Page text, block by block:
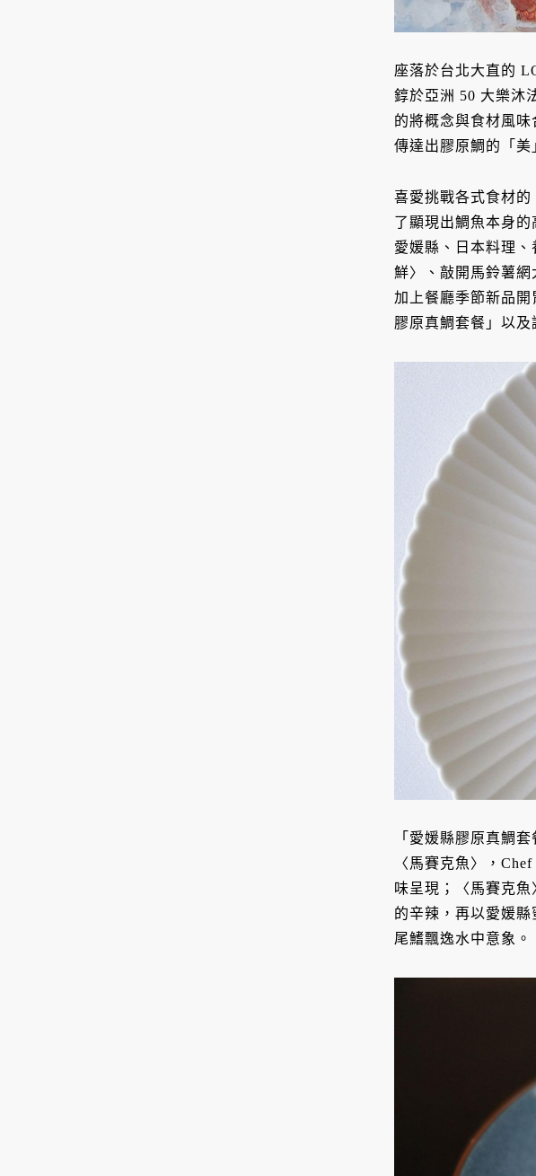
座落於台北大直的
錞於亞洲 50 大樂沐
的將概念與食材風
傳達出膠原鯛的「美
喜愛挑戰各式食材的
了顯現出鯛魚本身
愛媛縣、日本料理
鮮〉、敲開馬鈴薯網
加上餐廳季節新品
膠原真鯛套餐」以及
「愛媛縣膠原真鯛
〈馬賽克魚〉，
味呈現；〈馬賽克
的辛辣，再以愛媛
尾鰭飄逸水中意象。